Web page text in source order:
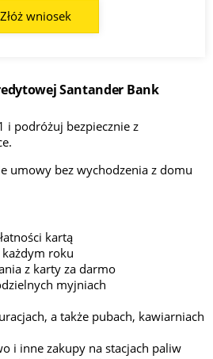
Złóż wniosek
Santander Bank
i podróżuj bezpiecznie z
umowy bez wychodzenia z domu
kartą
każdym roku
z karty za darmo
myjniach
a także pubach, kawiarniach
i inne zakupy na stacjach paliw